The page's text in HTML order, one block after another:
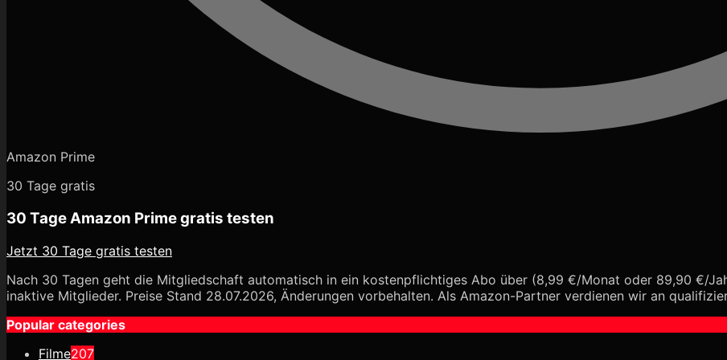
Amazon Prime
30 Tage gratis
30 Tage Amazon Prime gratis testen
Jetzt 30 Tage gratis testen
Nach 30 Tagen geht die Mitgliedschaft automatisch in ein kostenpflichtiges Abo über (8,99 €/Monat oder 89,90 €/
inaktive Mitglieder. Preise Stand 28.07.2026, Änderungen vorbehalten. Als Amazon-Partner verdienen wir an
Popular categories
Filme207